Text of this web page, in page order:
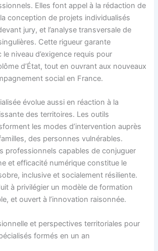
Elles font appel à la rédaction de
conception de projets individualisés
jury, et l’analyse transversale de
Cette rigueur garante
le niveau d’exigence requis pour
d’État, tout en ouvrant aux nouveaux
social en France.
évolue aussi en réaction à la
des territoires. Les outils
les modes d’intervention auprès
des personnes vulnérables.
professionnels capables de conjuguer
et efficacité numérique constitue le
inclusive et socialement résiliente.
à privilégier un modèle de formation
et ouvert à l’innovation raisonnée.
et perspectives territoriales pour
formés en un an